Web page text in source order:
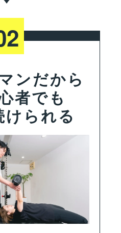
ンだから
者でも
られる